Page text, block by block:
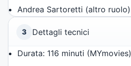
Andrea Sartoretti (altro ruolo)
3 Dettagli tecnici
Durata: 116 minuti (MYmovies)